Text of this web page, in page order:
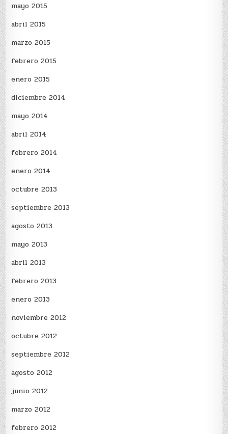
mayo 2015
abril 2015
marzo 2015
febrero 2015
enero 2015
diciembre 2014
mayo 2014
abril 2014
febrero 2014
enero 2014
octubre 2013
septiembre 2013
agosto 2013
mayo 2013
abril 2013
febrero 2013
enero 2013
noviembre 2012
octubre 2012
septiembre 2012
agosto 2012
junio 2012
marzo 2012
febrero 2012